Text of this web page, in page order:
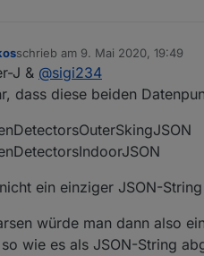
schrieb am 9. Mai 2020, 19:49
zuletzt editiert von
J & @sigi234
dass diese beiden
ein einziger JSON-
würde man dann also
wie es als JSON-String